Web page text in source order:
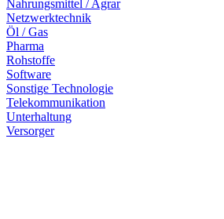
Nahrungsmittel / Agrar
Netzwerktechnik
Öl / Gas
Pharma
Rohstoffe
Software
Sonstige Technologie
Telekommunikation
Unterhaltung
Versorger